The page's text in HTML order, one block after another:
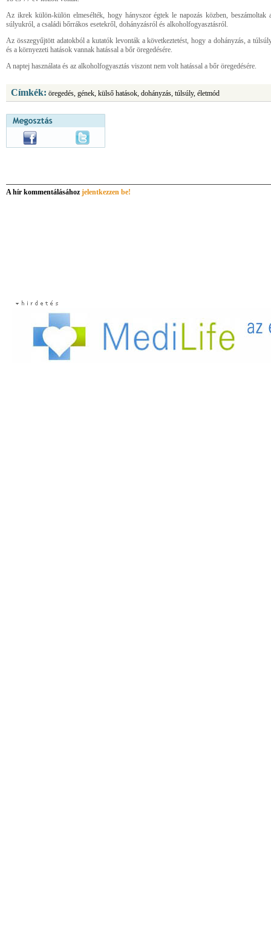
Az ikrek külön-külön elmesélték, hogy hányszor égtek le napozás közben, beszámoltak
súlyukról, a családi bőrrákos esetekről, dohányzásról és alkoholfogyasztásról.
Az összegyűjtött adatokból a kutatók levonták a következtetést, hogy a dohányzás, a
és a környezeti hatások vannak hatással a bőr öregedésére.
A naptej használata és az alkoholfogyasztás viszont nem volt hatással a bőr öregedésére.
Címkék: öregedés, gének, külső hatások, dohányzás, túlsúly, életmód
A hír kommentálásához jelentkezzen be!